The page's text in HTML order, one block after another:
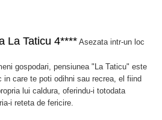
La Taticu 4**** Asezata intr-un loc
gospodari, pensiunea "La Taticu" este
care te poti odihni sau recrea, el fiind
lui caldura, oferindu-i totodata
i reteta de fericire.